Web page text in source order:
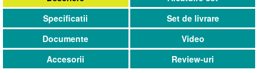
Specificatii
Set de livrare
Documente
Video
Accesorii
Review-uri